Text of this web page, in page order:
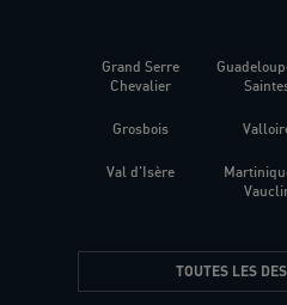
Grand Serre
Chevalier
Grosbois
Val d'Isère
TOUTES LES